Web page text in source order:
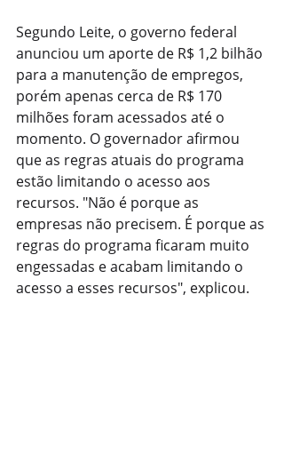
Segundo Leite, o governo federal
anunciou um aporte de R$ 1,2 bilhão
para a manutenção de empregos,
porém apenas cerca de R$ 170
milhões foram acessados até o
momento. O governador afirmou
que as regras atuais do programa
estão limitando o acesso aos
recursos. "Não é porque as
empresas não precisem. É porque as
regras do programa ficaram muito
engessadas e acabam limitando o
acesso a esses recursos", explicou.